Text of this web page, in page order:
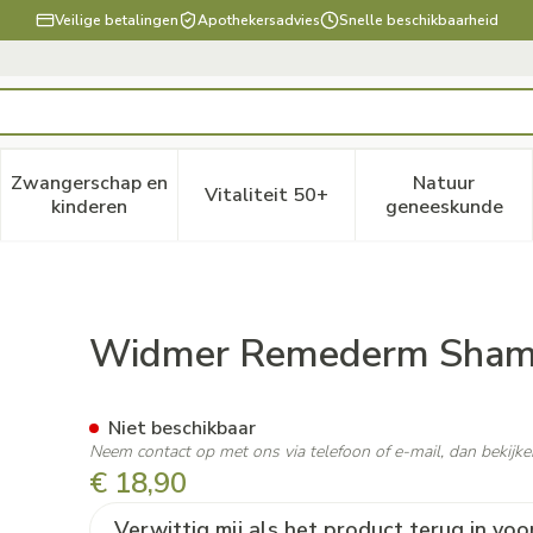
Veilige betalingen Apothekersadvies Snelle beschikbaarheid
verzorging en hygiëne categorie
voor Dieet, voeding en vitamines categorie
Zwangerschap en
kinderenToon submenu voor Zwangerschap en kinderen
Vitaliteit 50+Toon submenu voor Vitaliteit
Natuur
geneeskunde
Toon
Parf 150ml
Widmer Remederm
€ 18,90
Niet beschikbaar
Neem contact op met ons via telefoon of e-mail, dan